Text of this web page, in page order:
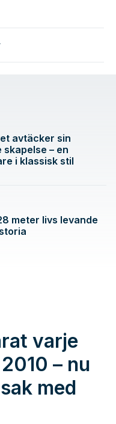
avtäcker sin
skapelse – en
i klassisk stil
meter livs levande
varje
– nu
med